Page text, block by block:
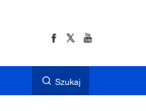
Szukaj